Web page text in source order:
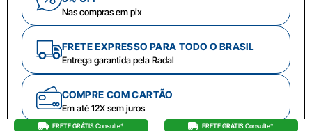
Nas compras em pix
FRETE EXPRESSO PARA TODO O BRASIL
Entrega garantida pela Radal
COMPRE COM CARTÃO
Em até 12X sem juros
FRETE GRÁTIS Consulte* FRETE GRÁTIS Consulte*